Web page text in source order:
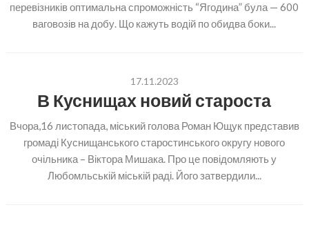
перевізників оптимальна спроможність “Ягодина” була — 600
ваговозів на добу. Що кажуть водій по обидва боки...
17.11.2023
В Куснищах новий староста
Вчора,16 листопада, міський голова Роман Ющук представив
громаді Куснищанського старостинського округу нового
очільника – Віктора Мишака. Про це повідомляють у
Любомльській міській раді. Його затвердили...